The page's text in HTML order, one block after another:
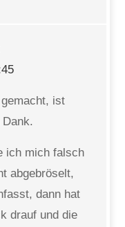
ist
ich mich falsch
abgebröselt,
dann hat
drauf und die